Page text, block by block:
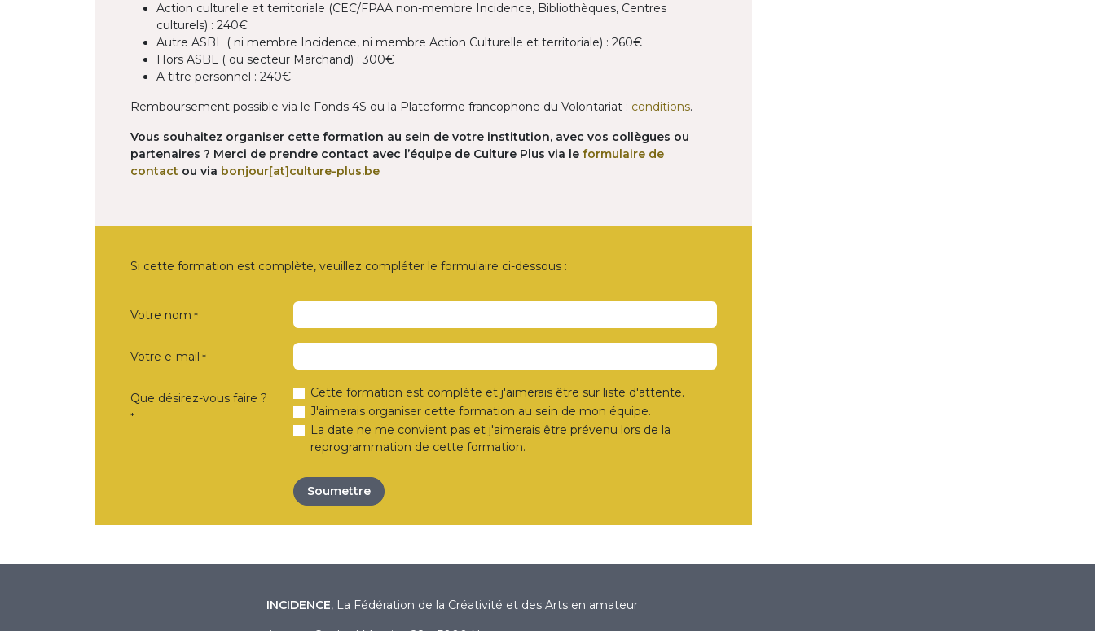
Action culturelle et territoriale (CEC/FPAA non-membre Incidence, Bibliothèques, Centres
culturels) : 240€
Autre ASBL ( ni membre Incidence, ni membre Action Culturelle et territoriale) : 260€
Hors ASBL ( ou secteur Marchand) : 300€
A titre personnel : 240€
Remboursement possible via le Fonds 4S ou la Plateforme francophone du Volontariat : conditions.
Vous souhaitez organiser cette formation au sein de votre institution, avec vos collègues ou
partenaires ? Merci de prendre contact avec l’équipe de Culture Plus via le formulaire de
contact ou via bonjour[at]culture-plus.be
Si cette formation est complète, veuillez compléter le formulaire ci-dessous :
Votre nom *
Votre e-mail *
Que désirez-vous faire ?
*
Cette formation est complète et j'aimerais être sur liste d'attente.
J'aimerais organiser cette formation au sein de mon équipe.
La date ne me convient pas et j'aimerais être prévenu lors de la
reprogrammation de cette formation.
Soumettre
INCIDENCE, La Fédération de la Créativité et des Arts en amateur